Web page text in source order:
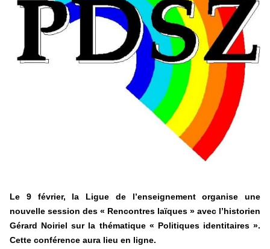
Hongrie : du changement pour les politiques
éducatives, aussi !
25 juin 2026
En Hongrie, le conservateur Peter Magyar et son parti
Tisza "Respect et liberté" ont remporté une large victoire,
contre le premier ministre sortant, Viktor Orban,…
Le 9 février, la Ligue de l’enseignement organise une
nouvelle session des « Rencontres laïques » avec l’historien
Gérard Noiriel sur la thématique « Politiques identitaires ».
Cette conférence aura lieu en ligne.